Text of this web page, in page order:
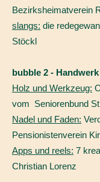
Bezirksheimatverein
slangs: die
Stöckl
bubble 2 -
Holz und Werkzeug:
vom Seniorenbund
Nadel und Faden:
Pensionistenverein
Apps und reels: 7
Christian Lorenz